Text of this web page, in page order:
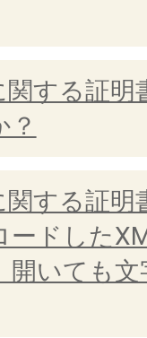
関する証
関する証
ードした
開いても